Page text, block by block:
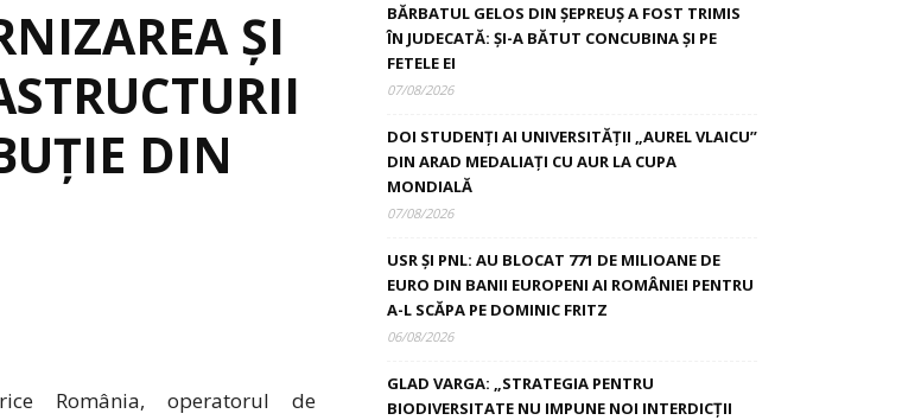
ȘI
DIN
România, operatorul de
BĂRBATUL GELOS DIN ȘEPREUȘ A FOST TRIMIS
ÎN JUDECATĂ: ȘI-A BĂTUT CONCUBINA ȘI PE
FETELE EI
07/08/2026
DOI STUDENȚI AI UNIVERSITĂȚII „AUREL VLAICU”
DIN ARAD MEDALIAȚI CU AUR LA CUPA
MONDIALĂ
07/08/2026
USR ȘI PNL: AU BLOCAT 771 DE MILIOANE DE
EURO DIN BANII EUROPENI AI ROMÂNIEI PENTRU
A-L SCĂPA PE DOMINIC FRITZ
06/08/2026
GLAD VARGA: „STRATEGIA PENTRU
BIODIVERSITATE NU IMPUNE NOI INTERDICȚII